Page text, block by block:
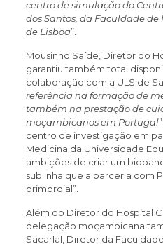
centro de simulação do
dos Santos, da Faculdade
de Lisboa”.
Mousinho Saíde, Diretor do
garantiu também total
colaboração com a ULS de
referência na formação de
também na prestação de
moçambicanos em Portugal
centro de investigação em
Medicina da Universidade
ambições de criar um
sublinha que a parceria com
primordial”.
Além do Diretor do Hospital
delegação moçambicana
Sacarlal, Diretor da